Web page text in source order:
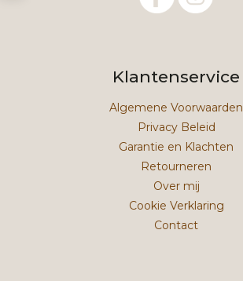
Klantenservice
Algemene Voorwaarden
Privacy Beleid
Garantie en Klachten
Retourneren
Over mij
Cookie Verklaring
Contact